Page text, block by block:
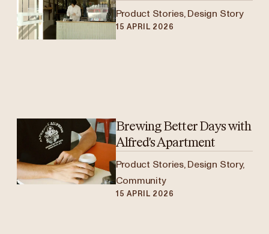
Product Stories, Design Story
15 APRIL 2026
Brewing Better Days with
Alfred's Apartment
Product Stories, Design Story,
Community
15 APRIL 2026